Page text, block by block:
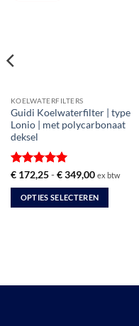
KOELWATERFILTERS
Guidi Koelwaterfilter | type
Lonio | met polycarbonaat
deksel
Gewaardeerd
5uit 5
€172,25 - €349,00Prijsklasse:
tot
€ 349,00
ex btw
OPTIES SELECTEREN
Deze